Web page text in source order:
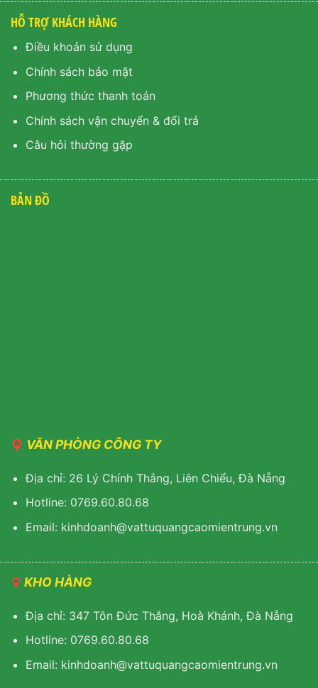
HỖ TRỢ KHÁCH HÀNG
Điều khoản sử dụng
Chính sách bảo mật
Phương thức thanh toán
Chính sách vận chuyển & đổi trả
Câu hỏi thường gặp
BẢN ĐỒ
VĂN PHÒNG CÔNG TY
Địa chỉ: 26 Lý Chính Thắng, Liên Chiểu, Đà Nẵng
Hotline: 0769.60.80.68
Email: kinhdoanh@vattuquangcaomientrung.vn
KHO HÀNG
Địa chỉ: 347 Tôn Đức Thắng, Hoà Khánh, Đà Nẵng
Hotline: 0769.60.80.68
Email: kinhdoanh@vattuquangcaomientrung.vn